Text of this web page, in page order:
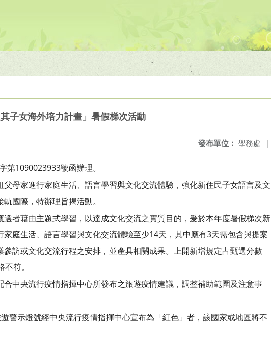
子女海外培力計畫」暑假梯次活動
發布單位： 學務處 |
1090023933號函辦理。
母家進行家庭生活、語言學習與文化交流體驗，強化新住民子女語言及文
國際，特辦理旨揭活動。
者藉由主題式學習，以達成文化交流之實質目的，爰於本年度暑假梯次新
庭生活、語言學習與文化交流體驗至少14天，其中應有3天需包含與提案
訪或文化交流行程之安排，並產具相關成果。上開新增規定占甄選分數
符。
中央流行疫情指揮中心所發布之旅遊疫情建議，調整補助範圍及注意事
警示燈號經中央流行疫情指揮中心宣布為「紅色」者，該國家或地區將不